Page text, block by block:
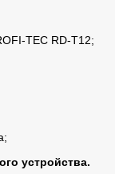
TEC RD-T12;
устройства.